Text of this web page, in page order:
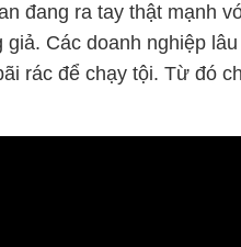
đang ra tay thật mạnh
Các doanh nghiệp
rác để chạy tội. Từ đó